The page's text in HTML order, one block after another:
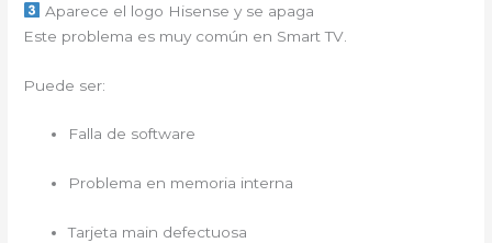
Aparece el logo Hisense y se apaga
Este problema es muy común en Smart TV.
Puede ser:
Falla de software
Problema en memoria interna
Tarjeta main defectuosa